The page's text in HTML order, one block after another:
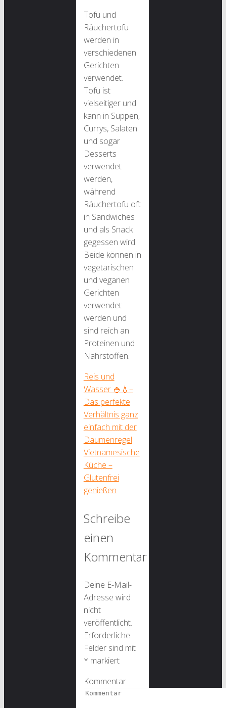
Tofu und
Räuchertofu
werden in
verschiedenen
Gerichten
verwendet.
Tofu ist
vielseitiger und
kann in Suppen,
Currys, Salaten
und sogar
Desserts
verwendet
werden,
während
Räuchertofu oft
in Sandwiches
und als Snack
gegessen wird.
Beide können in
vegetarischen
und veganen
Gerichten
verwendet
werden und
sind reich an
Proteinen und
Nährstoffen.
Reis und
Wasser 🍚💧–
Das perfekte
Verhältnis ganz
einfach mit der
Daumenregel
Vietnamesische
Küche –
Glutenfrei
genießen
Schreibe
einen
Kommentar
Deine E-Mail-
Adresse wird
nicht
veröffentlicht.
Erforderliche
Felder sind mit
* markiert
Kommentar